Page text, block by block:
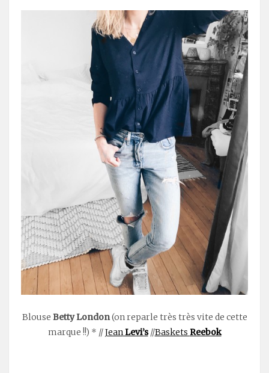
Blouse Betty London(on reparle très très vite de cette
marque !!) * //Jean Levi’s//Baskets Reebok